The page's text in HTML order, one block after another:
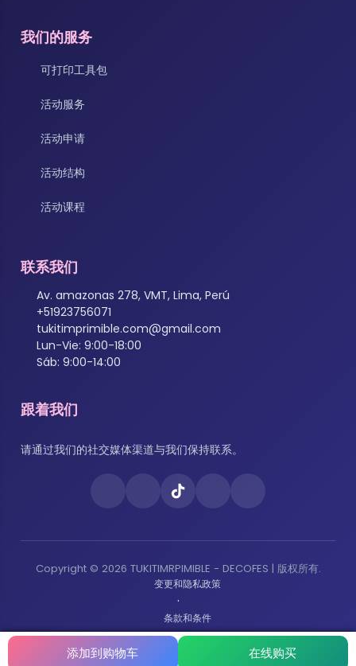
添加到购物车 在线购买
我们的服务
可打印工具包
活动服务
活动申请
活动结构
活动课程
联系我们
Av. amazonas 278, VMT, Lima, Perú
+51923756071
tukitimprimible.com@gmail.com
Lun-Vie: 9:00-18:00
Sáb: 9:00-14:00
跟着我们
请通过我们的社交媒体渠道与我们保持联系。
Copyright © 2026 TUKITIMRPIMIBLE - DECOFES | 版权所有.
变更和隐私政策
·
条款和条件
·